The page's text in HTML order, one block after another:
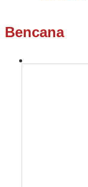
Bencana